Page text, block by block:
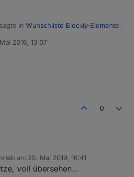
sagte in Wunschliste Blockly-Elemente:
2019, 13:07
0
am 29. Mai 2019, 16:41
editiert von
voll übersehen...